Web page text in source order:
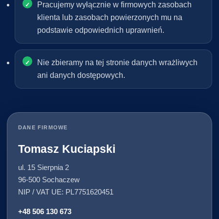
Pracujemy wyłącznie w firmowych zasobach
klienta lub zasobach powierzonych mu na
podstawie odpowiednich uprawnień.
Nie zbieramy na tej stronie danych wrażliwych
ani danych dostępowych.
DANE FIRMOWE
Tomasz Kuciapski
ul. 15 Sierpnia 2
96-500 Sochaczew
NIP / VAT UE: PL7751620451
+48 506 130 673